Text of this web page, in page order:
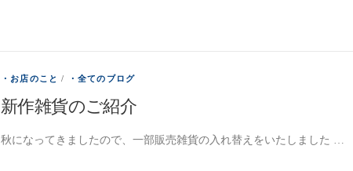
・お店のこと / ・全てのブログ
新作雑貨のご紹介
秋になってきましたので、一部販売雑貨の入れ替えをいたしました …